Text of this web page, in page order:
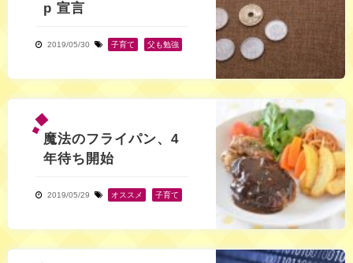
p 宣言
2019/05/30 子育て 父も勉強
魔法のフライパン、4
年待ち開始
2019/05/29 オススメ 子育て